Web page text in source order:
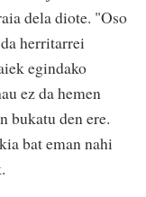
dela diote. "Oso
herritarrei
egindako
ez da hemen
bukatu den ere.
bat eman nahi